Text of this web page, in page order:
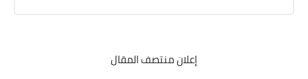
إعلان منتصف المقال